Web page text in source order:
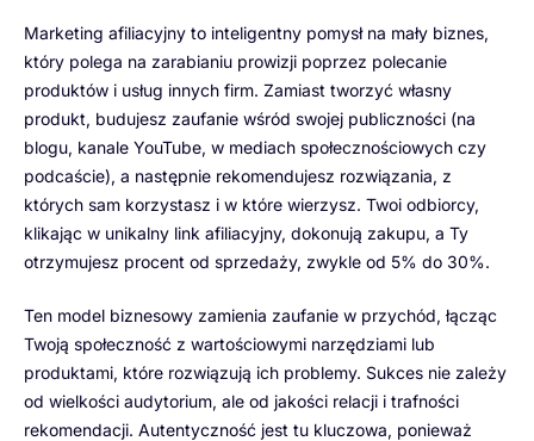
Marketing afiliacyjny to inteligentny pomysł na mały biznes,
który polega na zarabianiu prowizji poprzez polecanie
produktów i usług innych firm. Zamiast tworzyć własny
produkt, budujesz zaufanie wśród swojej publiczności (na
blogu, kanale YouTube, w mediach społecznościowych czy
podcaście), a następnie rekomendujesz rozwiązania, z
których sam korzystasz i w które wierzysz. Twoi odbiorcy,
klikając w unikalny link afiliacyjny, dokonują zakupu, a Ty
otrzymujesz procent od sprzedaży, zwykle od 5% do 30%.
Ten model biznesowy zamienia zaufanie w przychód, łącząc
Twoją społeczność z wartościowymi narzędziami lub
produktami, które rozwiązują ich problemy. Sukces nie zależy
od wielkości audytorium, ale od jakości relacji i trafności
rekomendacji. Autentyczność jest tu kluczowa, ponieważ